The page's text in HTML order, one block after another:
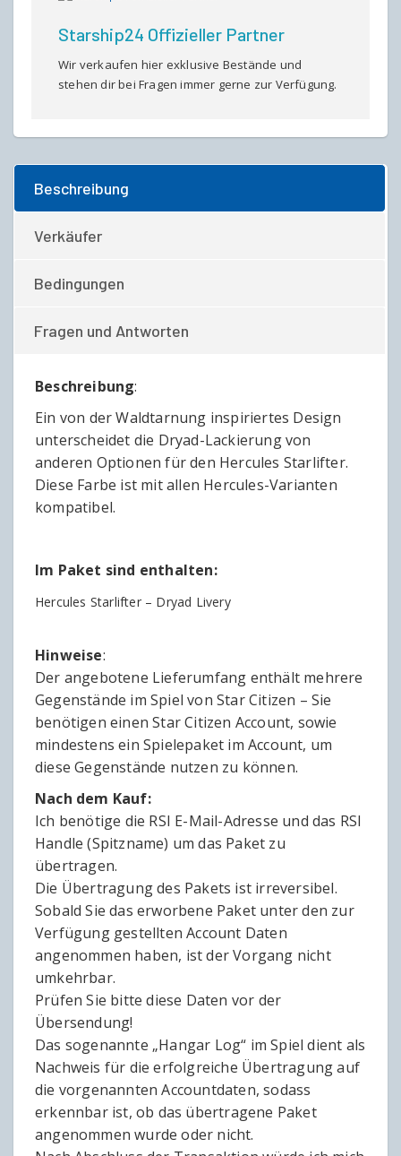
Starship24 Offizieller Partner
Wir verkaufen hier exklusive Bestände und
stehen dir bei Fragen immer gerne zur Verfügung.
Beschreibung
Verkäufer
Bedingungen
Fragen und Antworten
Beschreibung:
Ein von der Waldtarnung inspiriertes Design
unterscheidet die Dryad-Lackierung von
anderen Optionen für den Hercules Starlifter.
Diese Farbe ist mit allen Hercules-Varianten
kompatibel.
Im Paket sind enthalten:
Hercules Starlifter – Dryad Livery
Hinweise:
Der angebotene Lieferumfang enthält mehrere
Gegenstände im Spiel von Star Citizen – Sie
benötigen einen Star Citizen Account, sowie
mindestens ein Spielepaket im Account, um
diese Gegenstände nutzen zu können.
Nach dem Kauf:
Ich benötige die RSI E-Mail-Adresse und das RSI
Handle (Spitzname) um das Paket zu
übertragen.
Die Übertragung des Pakets ist irreversibel.
Sobald Sie das erworbene Paket unter den zur
Verfügung gestellten Account Daten
angenommen haben, ist der Vorgang nicht
umkehrbar.
Prüfen Sie bitte diese Daten vor der
Übersendung!
Das sogenannte „Hangar Log“ im Spiel dient als
Nachweis für die erfolgreiche Übertragung auf
die vorgenannten Accountdaten, sodass
erkennbar ist, ob das übertragene Paket
angenommen wurde oder nicht.